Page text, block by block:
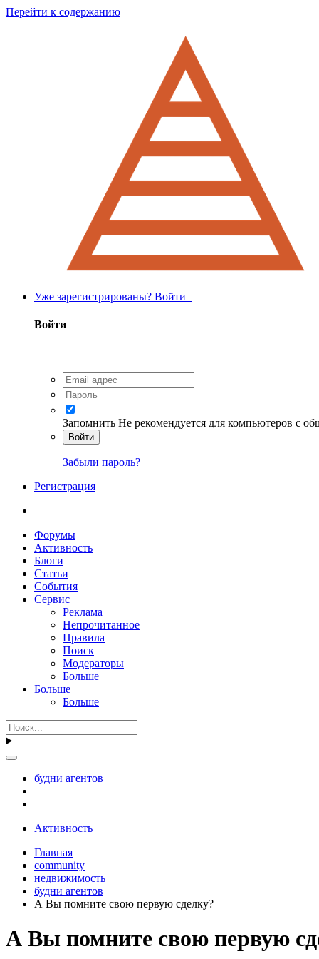
Перейти к содержанию
Уже зарегистрированы? Войти
Войти
Запомнить Не рекомендуется для компьютеров с
Войти
Забыли пароль?
Регистрация
Форумы
Активность
Блоги
Статьи
События
Сервис
Реклама
Непрочитанное
Правила
Поиск
Модераторы
Больше
Больше
Больше
будни агентов
Активность
Главная
community
недвижимость
будни агентов
А Вы помните свою первую сделку?
А Вы помните свою первую